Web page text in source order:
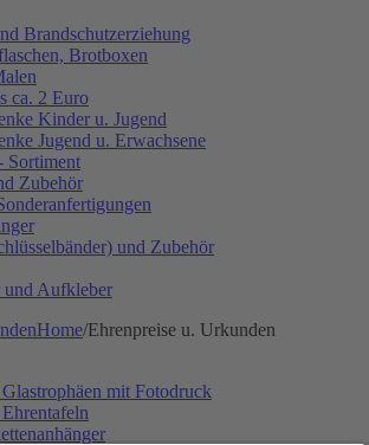
Brandschutzerziehung
Brotboxen
ca. 2 Euro
Kinder u. Jugend
Jugend u. Erwachsene
Sortiment
Zubehör
und Zubehör
Aufkleber
Home/Ehrenpreise u. Urkunden
mit Fotodruck